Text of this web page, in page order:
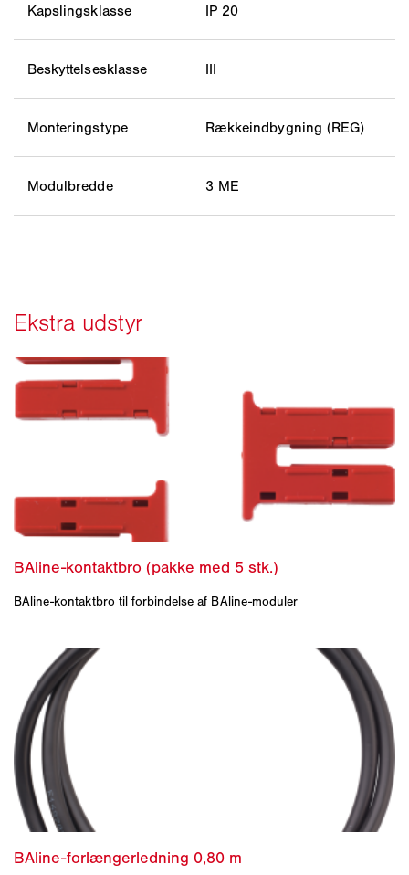
Kapslingsklasse IP 20
Beskyttelsesklasse III
Monteringstype Rækkeindbygning (REG)
Modulbredde 3 ME
BAline-kontaktbro til forbindelse af BAline-moduler